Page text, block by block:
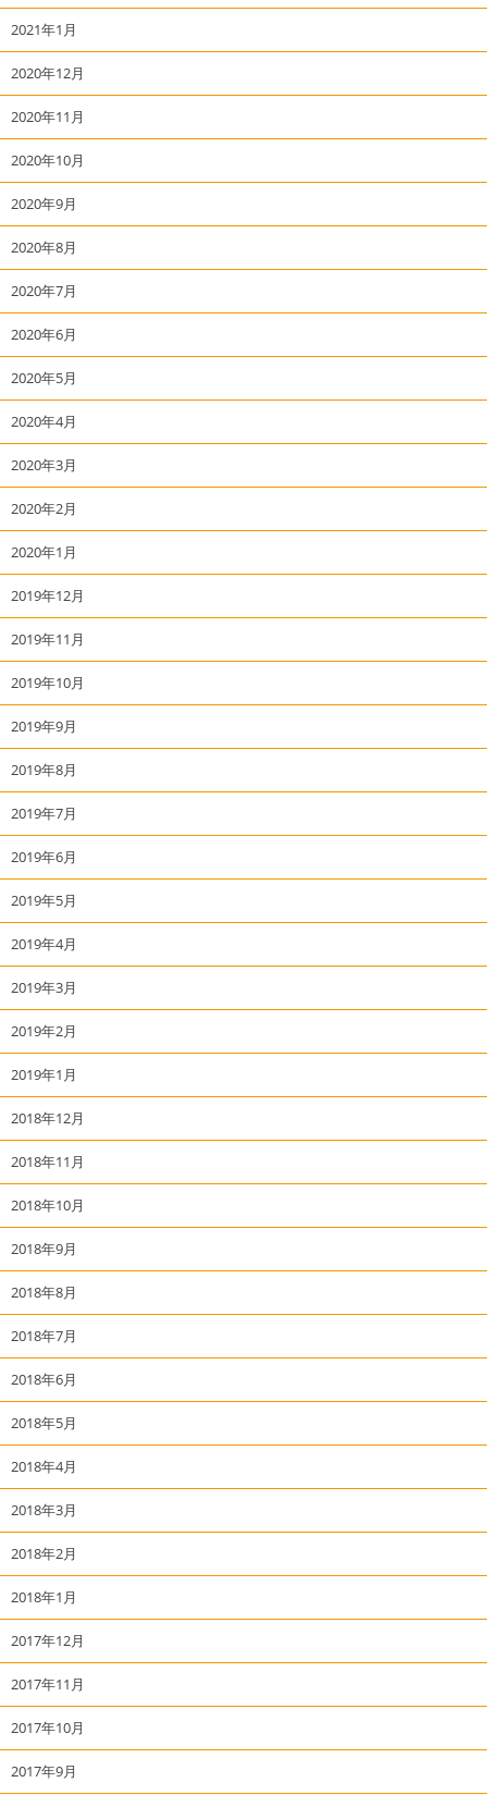
2021年1月
2020年12月
2020年11月
2020年10月
2020年9月
2020年8月
2020年7月
2020年6月
2020年5月
2020年4月
2020年3月
2020年2月
2020年1月
2019年12月
2019年11月
2019年10月
2019年9月
2019年8月
2019年7月
2019年6月
2019年5月
2019年4月
2019年3月
2019年2月
2019年1月
2018年12月
2018年11月
2018年10月
2018年9月
2018年8月
2018年7月
2018年6月
2018年5月
2018年4月
2018年3月
2018年2月
2018年1月
2017年12月
2017年11月
2017年10月
2017年9月